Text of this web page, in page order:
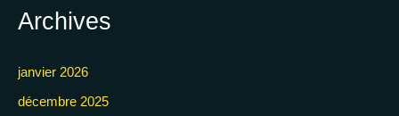
Archives
janvier 2026
décembre 2025